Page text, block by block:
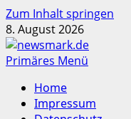
Zum Inhalt springen
8. August 2026
Primäres Menü
Home
Impressum